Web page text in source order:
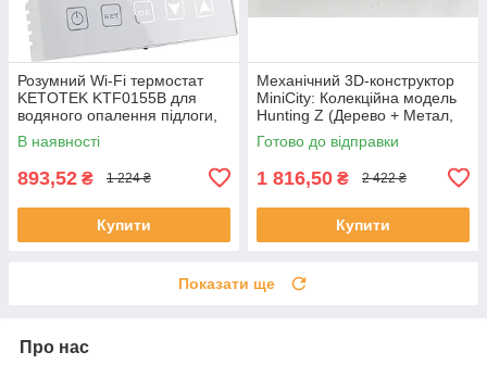
Розумний Wi‑Fi термостат
KETOTEK KTF0155B для
водяного опалення підлоги,
3 A, сумісний з Alexa та Smart
Life/Tuya
В наявності
893,52 ₴ 1 224 ₴
Купити
Механічний 3D-конструктор
MiniCity: Колекційна модель
Hunting Z (Дерево + Метал,
251 деталь
Готово до відправки
1 816,50 ₴ 2 422 ₴
Купити
Показати ще
Про нас